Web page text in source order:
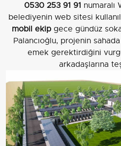
0530 253 91 91 numaralı
belediyenin web sitesi
mobil ekipgece gündüz
Palancıoğlu, projenin
emek gerektirdiğini
arkadaşlarına